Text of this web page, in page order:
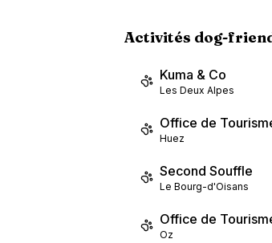
Activités dog-
Kuma & Co
Les Deux Alpes
Office de
Huez
Second Souffle
Le Bourg-d'Oisans
Office de
Oz